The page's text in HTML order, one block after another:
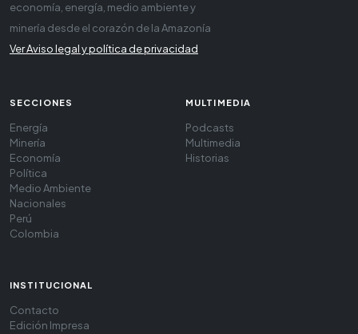
economía, energía, medio ambiente y
minería desde el corazón de la Amazonía
Ver Aviso legal y política de privacidad
SECCIONES
Energía
Minería
Economía
Política
Medio Ambiente
Nacionales
Perú
Colombia
MULTIMEDIA
Podcasts
Multimedia
Historias
INSTITUCIONAL
Contacto
Edición Impresa